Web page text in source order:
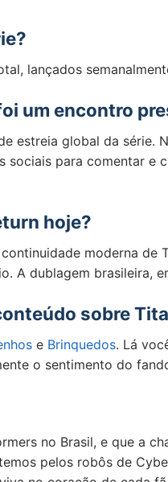
lançados
um encontro
estreia global da
sociais para comentar
hoje?
moderna
A dublagem brasileira,
sobre
e Brinquedos. Lá
o sentimento do
no Brasil, e que a
pelos robôs de